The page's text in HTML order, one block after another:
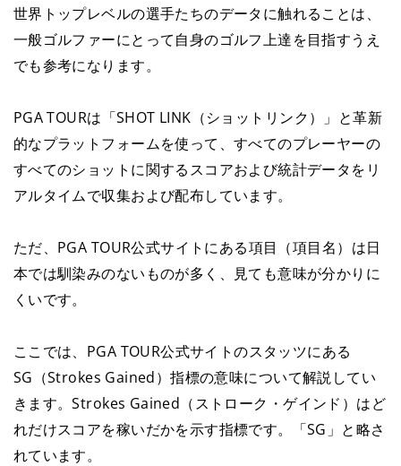
世界トップレベルの選手たちのデータに触れることは、
一般ゴルファーにとって自身のゴルフ上達を目指すうえ
でも参考になります。
PGA TOURは「SHOT LINK（ショットリンク）」と革新
的なプラットフォームを使って、すべてのプレーヤーの
すべてのショットに関するスコアおよび統計データをリ
アルタイムで収集および配布しています。
ただ、PGA TOUR公式サイトにある項目（項目名）は日
本では馴染みのないものが多く、見ても意味が分かりに
くいです。
ここでは、PGA TOUR公式サイトのスタッツにある
SG（Strokes Gained）指標の意味について解説してい
きます。Strokes Gained（ストローク・ゲインド）はど
れだけスコアを稼いだかを示す指標です。「SG」と略さ
れています。